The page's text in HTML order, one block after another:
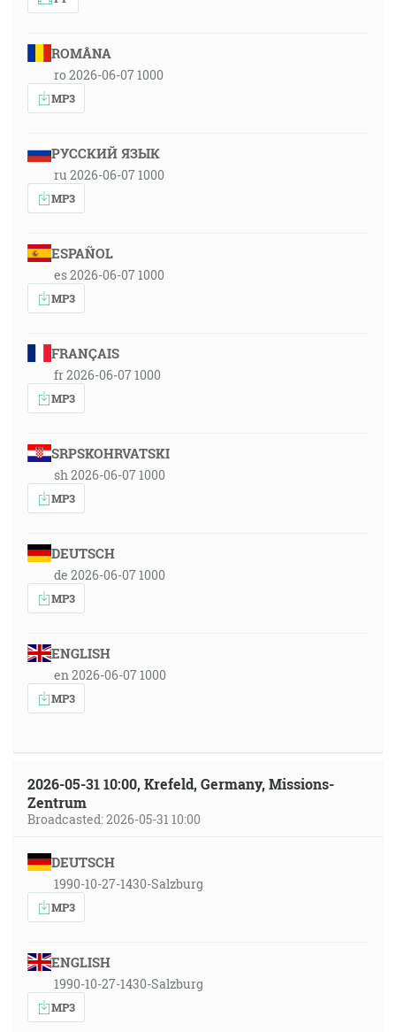
ROMÂNA
ro 2026-06-07 1000
MP3
РУССКИЙ ЯЗЫК
ru 2026-06-07 1000
MP3
ESPAÑOL
es 2026-06-07 1000
MP3
FRANÇAIS
fr 2026-06-07 1000
MP3
SRPSKOHRVATSKI
sh 2026-06-07 1000
MP3
DEUTSCH
de 2026-06-07 1000
MP3
ENGLISH
en 2026-06-07 1000
MP3
2026-05-31 10:00, Krefeld, Germany, Missions-
Zentrum
Broadcasted: 2026-05-31 10:00
DEUTSCH
1990-10-27-1430-Salzburg
MP3
ENGLISH
1990-10-27-1430-Salzburg
MP3